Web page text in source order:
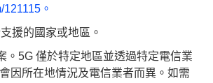
。
援的國家或地區。
。5G 僅於特定地區並透過特定電信業
因所在地情況及電信業者而異。如需